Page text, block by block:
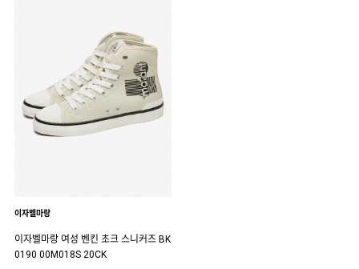
이자벨마랑
이자벨마랑 여성 벤킨 초크 스니커즈 BK
0190 00M018S 20CK